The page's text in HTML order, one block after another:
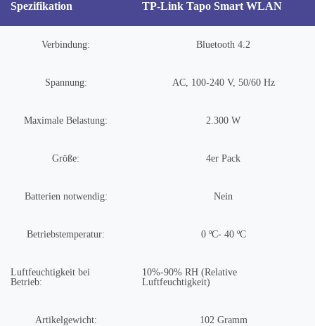
Spezifikation TP-Link Tapo Smart WLAN
Verbindung: Bluetooth 4.2
Spannung: AC, 100-240 V, 50/60 Hz
Maximale Belastung: 2.300 W
Größe: ‎4er Pack
Batterien notwendig: Nein
Betriebstemperatur: 0 ºC- 40 ºC
Luftfeuchtigkeit bei
Betrieb:
10%-90% RH (Relative
Luftfeuchtigkeit)
Artikelgewicht: 102 Gramm